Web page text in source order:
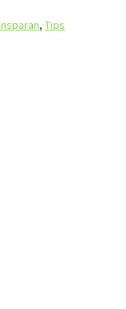
, Tips